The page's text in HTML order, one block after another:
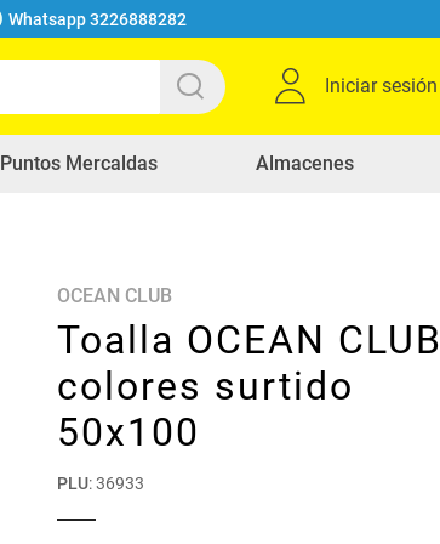
Whatsapp 3226888282
Iniciar sesión
Puntos Mercaldas Almacenes
OCEAN CLUB
Toalla OCEAN CLUB
colores surtido
50x100
PLU:36933